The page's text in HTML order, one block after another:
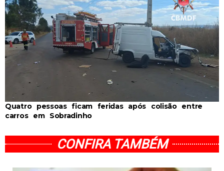
Quatro pessoas ficam feridas após colisão entre
carros em Sobradinho
CONFIRA TAMBÉM